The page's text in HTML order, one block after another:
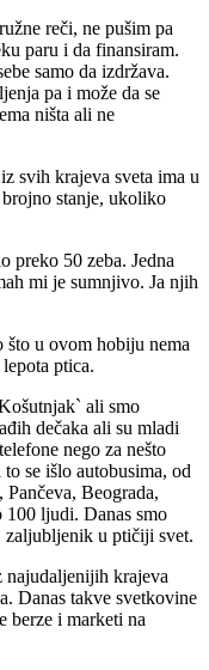
reči, ne pušim pa
paru i da finansiram.
samo da izdržava.
pa i može da se
ništa ali ne
svih krajeva sveta ima u
stanje, ukoliko
preko 50 zeba. Jedna
mi je sumnjivo. Ja njih
što u ovom hobiju nema
ptica.
ali smo
dečaka ali su mladi
nego za nešto
se išlo autobusima, od
Beograda,
100 ljudi. Danas smo
zaljubljenik u ptičiji svet.
najudaljenijih krajeva
Danas takve svetkovine
berze i marketi na